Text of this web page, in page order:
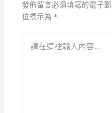
發佈留言必須填寫的電子
位標示為 *